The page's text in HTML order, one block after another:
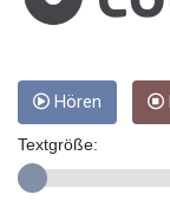
Hören
Textgröße: